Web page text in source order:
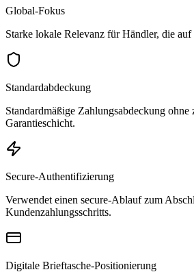
Global-Fokus
Starke lokale Relevanz für Händler, die
Standardabdeckung
Standardmäßige Zahlungsabdeckung ohne
Garantieschicht.
Secure-Authentifizierung
Verwendet einen secure-Ablauf zum
Kundenzahlungsschritts.
Digitale Brieftasche-Positionierung